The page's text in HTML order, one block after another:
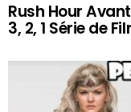
Rush Hour
3, 2, 1 Série de